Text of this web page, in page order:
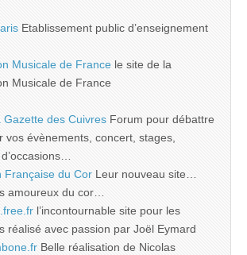
Etablissement public d’enseignement
Musicale de France le site de la
Musicale de France
Gazette des Cuivres Forum pour débattre
vos évènements, concert, stages,
Française du Cor Leur nouveau site…
amoureux du cor…
l’incontournable site pour les
réalisé avec passion par Joël Eymard
Belle réalisation de Nicolas